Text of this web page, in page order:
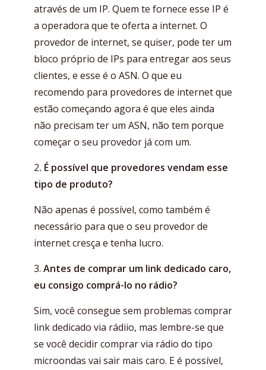
através de um IP. Quem te fornece esse IP é
a operadora que te oferta a internet. O
provedor de internet, se quiser, pode ter um
bloco próprio de IPs para entregar aos seus
clientes, e esse é o ASN. O que eu
recomendo para provedores de internet que
estão começando agora é que eles ainda
não precisam ter um ASN, não tem porque
começar o seu provedor já com um.
2. É possível que provedores vendam esse
tipo de produto?
Não apenas é possível, como também é
necessário para que o seu provedor de
internet cresça e tenha lucro.
3. Antes de comprar um link dedicado caro,
eu consigo comprá-lo no rádio?
Sim, você consegue sem problemas comprar
link dedicado via rádiio, mas lembre-se que
se você decidir comprar via rádio do tipo
microondas vai sair mais caro. E é possível,